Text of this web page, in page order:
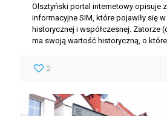
Olsztyński portal internetowy opisuje
informacyjne SIM, które pojawiły się
historycznej i współczesnej. Zatorze
ma swoją wartość historyczną, o
2